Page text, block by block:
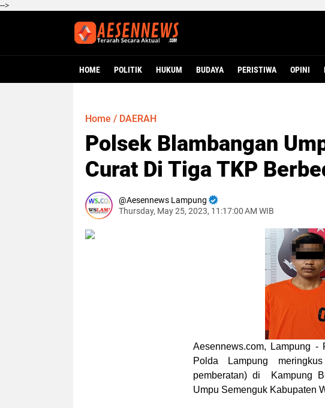
-->
HOME POLITIK HUKUM BUDAYA PERISTIWA OPINI
Home / DAERAH
Polsek Blambangan
Curat Di Tiga TKP
Aesennews Lampung
Thursday, May 25, 2023, 11:17:00 AM WIB
Aesennews.com, Lampung -
Polda Lampung
pemberatan) di Kampung
Umpu Semenguk Kabupaten